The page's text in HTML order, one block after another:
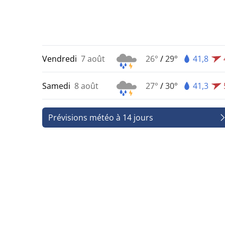
Vendredi 7 août 26° /29° 41,8
Samedi 8 août 27° /30° 41,3
Prévisions météo à 14 jours